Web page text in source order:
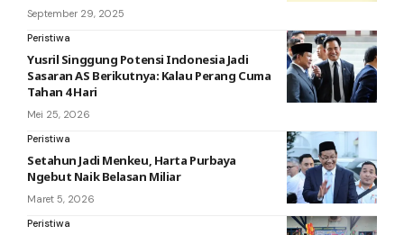
September 29, 2025
Peristiwa
Yusril Singgung Potensi Indonesia Jadi
Sasaran AS Berikutnya: Kalau Perang Cuma
Tahan 4 Hari
Mei 25, 2026
Peristiwa
Setahun Jadi Menkeu, Harta Purbaya
Ngebut Naik Belasan Miliar
Maret 5, 2026
Peristiwa